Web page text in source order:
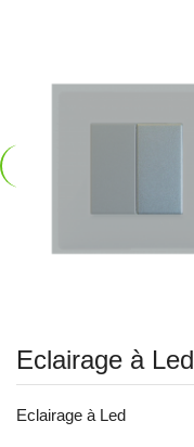
Eclairage à Led
Eclairage à Led